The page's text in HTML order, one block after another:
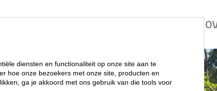
diensten en functionaliteit op onze site aan te
hoe onze bezoekers met onze site, producten en
ga je akkoord met ons gebruik van die tools voor